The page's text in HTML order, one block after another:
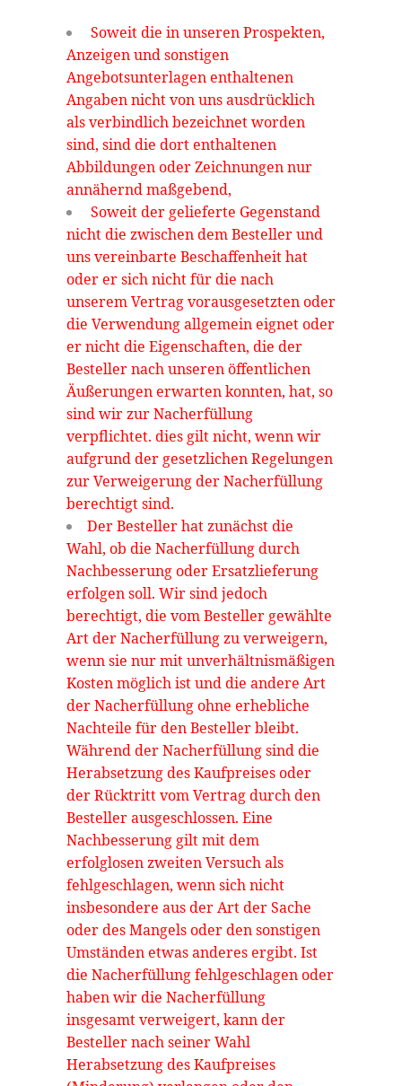
Soweit die in unseren Prospekten,
Anzeigen und sonstigen
Angebotsunterlagen enthaltenen
Angaben nicht von uns ausdrücklich
als verbindlich bezeichnet worden
sind, sind die dort enthaltenen
Abbildungen oder Zeichnungen nur
annähernd maßgebend,
Soweit der gelieferte Gegenstand
nicht die zwischen dem Besteller und
uns vereinbarte Beschaffenheit hat
oder er sich nicht für die nach
unserem Vertrag vorausgesetzten oder
die Verwendung allgemein eignet oder
er nicht die Eigenschaften, die der
Besteller nach unseren öffentlichen
Äußerungen erwarten konnten, hat, so
sind wir zur Nacherfüllung
verpflichtet. dies gilt nicht, wenn wir
aufgrund der gesetzlichen Regelungen
zur Verweigerung der Nacherfüllung
berechtigt sind.
Der Besteller hat zunächst die
Wahl, ob die Nacherfüllung durch
Nachbesserung oder Ersatzlieferung
erfolgen soll. Wir sind jedoch
berechtigt, die vom Besteller gewählte
Art der Nacherfüllung zu verweigern,
wenn sie nur mit unverhältnismäßigen
Kosten möglich ist und die andere Art
der Nacherfüllung ohne erhebliche
Nachteile für den Besteller bleibt.
Während der Nacherfüllung sind die
Herabsetzung des Kaufpreises oder
der Rücktritt vom Vertrag durch den
Besteller ausgeschlossen. Eine
Nachbesserung gilt mit dem
erfolglosen zweiten Versuch als
fehlgeschlagen, wenn sich nicht
insbesondere aus der Art der Sache
oder des Mangels oder den sonstigen
Umständen etwas anderes ergibt. Ist
die Nacherfüllung fehlgeschlagen oder
haben wir die Nacherfüllung
insgesamt verweigert, kann der
Besteller nach seiner Wahl
Herabsetzung des Kaufpreises